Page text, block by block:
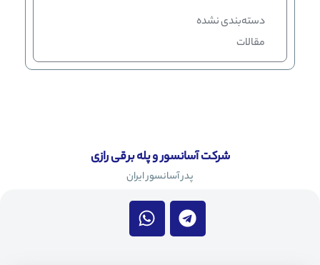
دسته‌بندی نشده
مقالات
شرکت آسانسور و پله برقی رازی
پدر آسانسور ایران
T
e
l
W
h
a